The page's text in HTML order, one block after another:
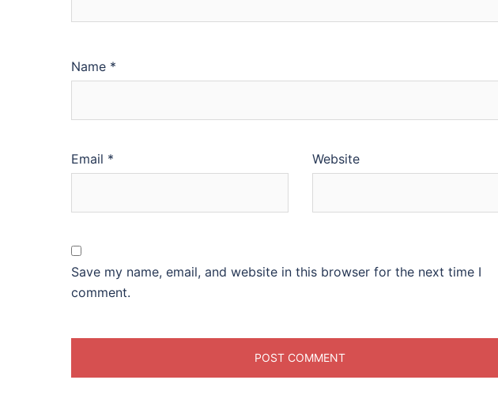
Name *
Email * Website
Save my name, email, and website in this browser for the next time I
comment.